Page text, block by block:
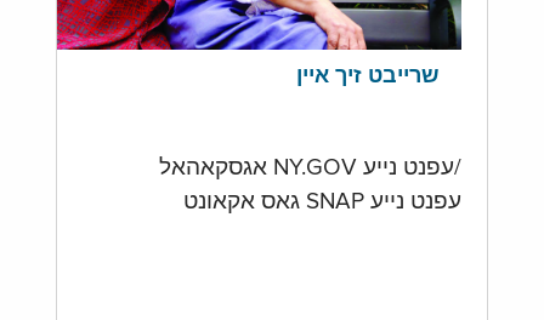
שרייבט זיך איין
/עפנט נייע NY.GOV אגסקאהאל
עפנט נייע SNAP גאס אקאונט